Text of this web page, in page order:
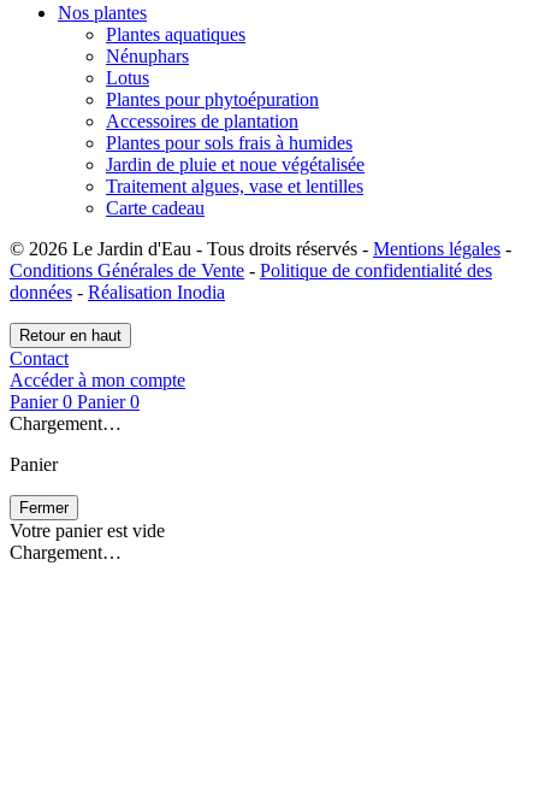
Nos plantes
Plantes aquatiques
Nénuphars
Lotus
Plantes pour phytoépuration
Accessoires de plantation
Plantes pour sols frais à humides
Jardin de pluie et noue végétalisée
Traitement algues, vase et lentilles
Carte cadeau
© 2026 Le Jardin d'Eau - Tous droits réservés - Mentions légales -
Conditions Générales de Vente - Politique de confidentialité des
données - Réalisation Inodia
Retour en haut
Contact
Accéder à mon compte
Panier 0 Panier 0
Chargement…
Panier
Fermer
Votre panier est vide
Chargement…